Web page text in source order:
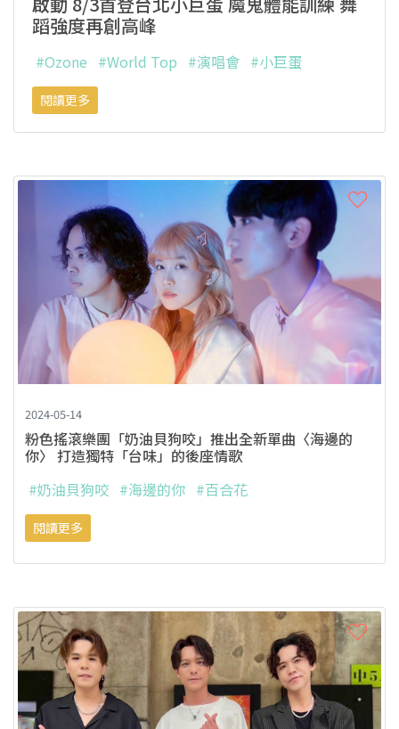
蹈強度再創高峰
#Ozone #World Top #演唱會 #小巨蛋
閱讀更多
2024-05-14
粉色搖滾樂團「奶油貝狗咬」推出全新單曲〈海邊的
你〉 打造獨特「台味」的後座情歌
#奶油貝狗咬 #海邊的你 #百合花
閱讀更多